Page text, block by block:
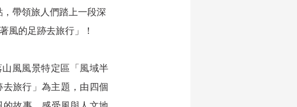
帶領旅人們踏上一段深
風的足跡去旅行」！
風風景特定區「風域半
旅行」為主題，由四個